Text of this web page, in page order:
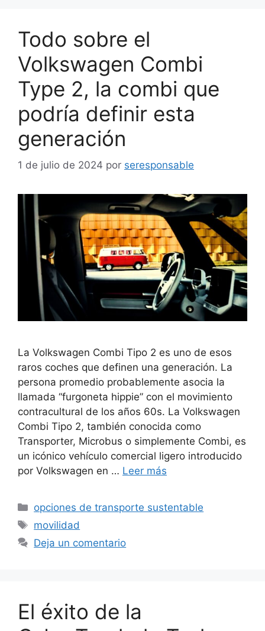
Todo sobre el
Volkswagen Combi
Type 2, la combi que
podría definir esta
generación
1 de julio de 2024 por seresponsable
La Volkswagen Combi Tipo 2 es uno de esos
raros coches que definen una generación. La
persona promedio probablemente asocia la
llamada “furgoneta hippie” con el movimiento
contracultural de los años 60s. La Volkswagen
Combi Tipo 2, también conocida como
Transporter, Microbus o simplemente Combi, es
un icónico vehículo comercial ligero introducido
por Volkswagen en … Leer más
Categorías
opciones de transporte sustentable
Etiquetas
movilidad
Deja un comentario
El éxito de la